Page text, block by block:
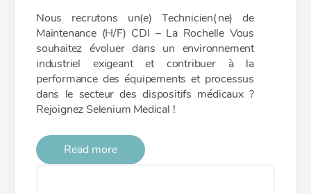
Nous recrutons un(e) Technicien(ne) de
Maintenance (H/F) CDI – La Rochelle Vous
souhaitez évoluer dans un environnement
industriel exigeant et contribuer à la
performance des équipements et processus
dans le secteur des dispositifs médicaux ?
Rejoignez Selenium Medical !
Read more